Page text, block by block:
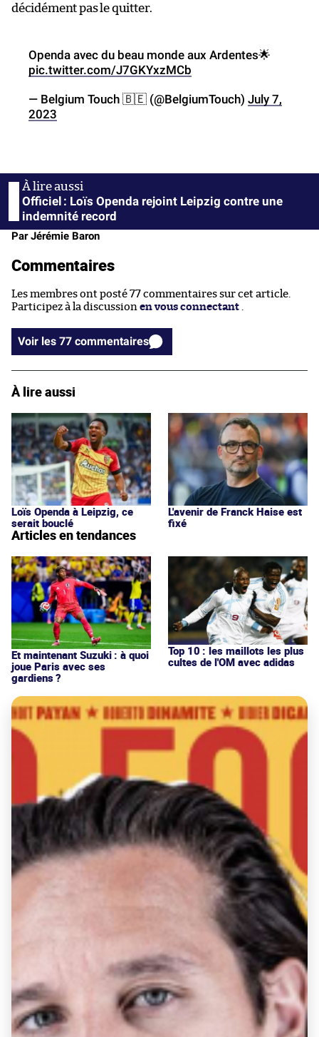
décidément pas le quitter.
Openda avec du beau monde aux Ardentes🌟
pic.twitter.com/J7GKYxzMCb
— Belgium Touch 🇧🇪 (@BelgiumTouch) July 7,
2023
Officiel : Loïs Openda rejoint Leipzig contre une
indemnité record
Par Jérémie Baron
Commentaires
Les membres ont posté 77 commentaires sur cet article.
Participez à la discussion en vous connectant
Voir les 77 commentaires
À lire aussi
Loïs Openda à Leipzig, ce
serait bouclé
L'avenir de Franck Haise est
fixé
Articles en tendances
Et maintenant Suzuki : à quoi
joue Paris avec ses
gardiens ?
Top 10 : les maillots les plus
cultes de l'OM avec adidas